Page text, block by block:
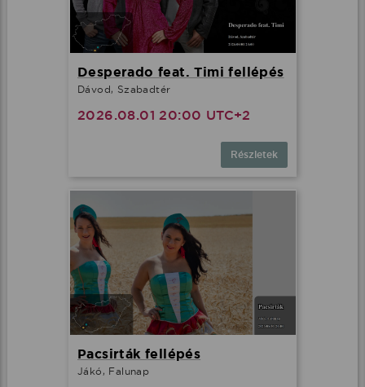
Desperado feat. Timi fellépés
Dávod, Szabadtér
2026.08.01 20:00 UTC+2
Részletek
Pacsirták fellépés
Jákó, Falunap